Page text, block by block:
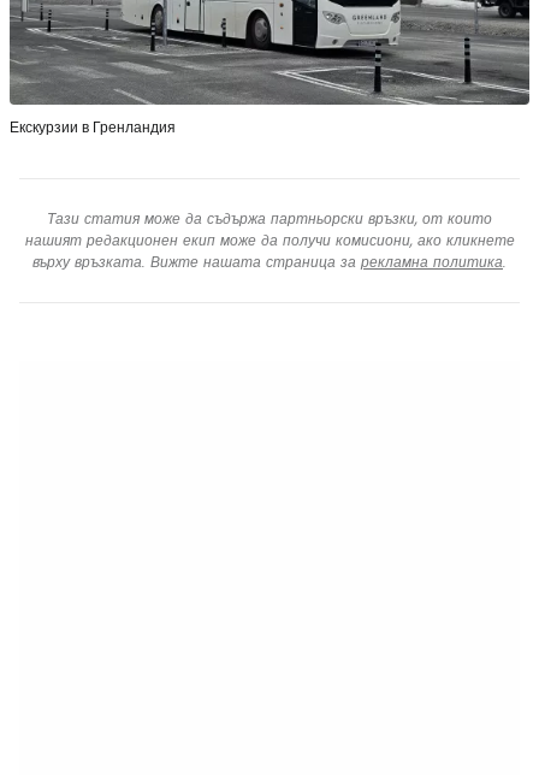
Екскурзии в Гренландия
Тази статия може да съдържа партньорски връзки, от които
нашият редакционен екип може да получи комисиони, ако кликнете
върху връзката. Вижте нашата страница за рекламна политика.